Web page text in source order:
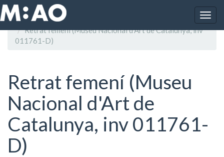
Vés al contingut
Inici
Retrat femení (Museu Nacional d'Art de Catalunya, inv
011761-D)
Retrat femení (Museu
Nacional d'Art de
Catalunya, inv 011761-
D)